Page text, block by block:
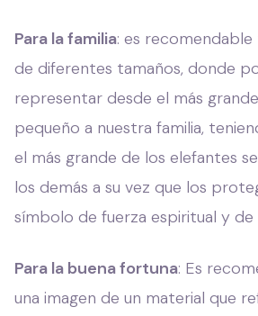
Para la familia: es
de diferentes tamaños, donde
representar desde el más
pequeño a nuestra familia,
el más grande de los elefantes
los demás a su vez que los
símbolo de fuerza espiritual y de
Para la buena fortuna: Es
una imagen de un material que